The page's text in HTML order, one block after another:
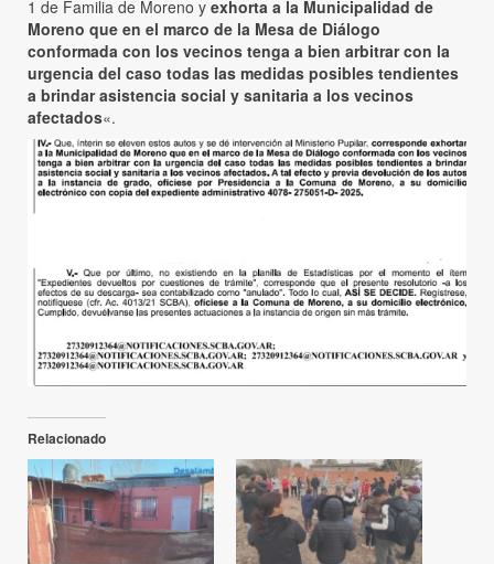
1 de Familia de Moreno y exhorta a la Municipalidad de
Moreno que en el marco de la Mesa de Diálogo
conformada con los vecinos tenga a bien arbitrar con la
urgencia del caso todas las medidas posibles tendientes
a brindar asistencia social y sanitaria a los vecinos
afectados«.
Relacionado